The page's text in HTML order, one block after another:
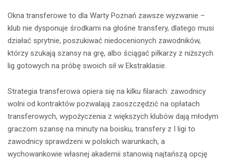
Okna transferowe to dla Warty Poznań zawsze wyzwanie –
klub nie dysponuje środkami na głośne transfery, dlatego musi
działać sprytnie, poszukiwać niedocenionych zawodników,
którzy szukają szansy na grę, albo ściągać piłkarzy z niższych
lig gotowych na próbę swoich sił w Ekstraklasie.
Strategia transferowa opiera się na kilku filarach: zawodnicy
wolni od kontraktów pozwalają zaoszczędzić na opłatach
transferowych, wypożyczenia z większych klubów dają młodym
graczom szansę na minuty na boisku, transfery z I ligi to
zawodnicy sprawdzeni w polskich warunkach, a
wychowankowie własnej akademii stanowią najtańszą opcję